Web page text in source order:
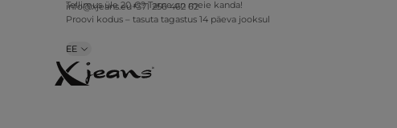
info@xjeans.eu+371 256 462 62
Tellimus üle 20 €? Tarne on meie kanda!
Proovi kodus – tasuta tagastus 14 päeva jooksul
EE